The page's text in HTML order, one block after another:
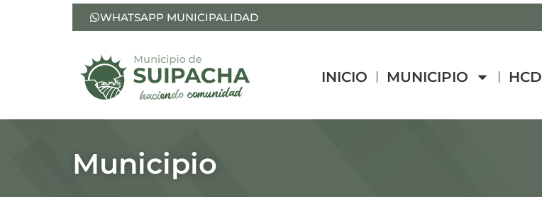
WHATSAPP MUNICIPALIDAD
INICIO MUNICIPIO HCD
Municipio